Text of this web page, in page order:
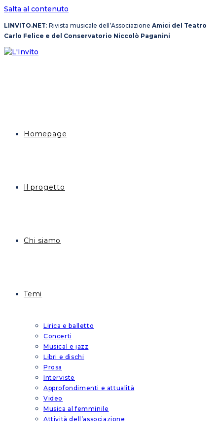
Salta al contenuto
LINVITO.NET: Rivista musicale dell’Associazione Amici del Teatro
Carlo Felice e del Conservatorio Niccolò Paganini
Homepage
Il progetto
Chi siamo
Temi
Lirica e balletto
Concerti
Musical e jazz
Libri e dischi
Prosa
Interviste
Approfondimenti e attualità
Video
Musica al femminile
Attività dell’associazione